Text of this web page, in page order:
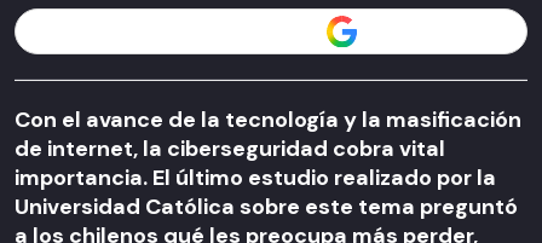
Con el avance de la tecnología y la masificación
de internet, la ciberseguridad cobra vital
importancia. El último estudio realizado por la
Universidad Católica sobre este tema preguntó
a los chilenos qué les preocupa más perder,